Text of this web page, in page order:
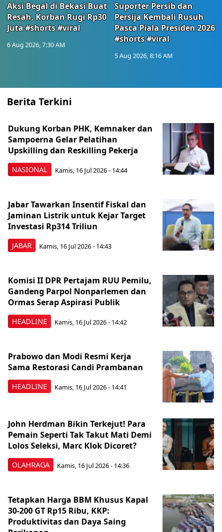
Aksi Begal di Bekasi Buat
Resah, Korban Rugi Rp30
Juta #shorts #viral
6 Aug 2026, 7:30 AM
Suporter Persib dan
Persija Kembali Rusuh
Pasca Piala Presiden 2026
#shorts #viral
5 Aug 2026, 8:16 AM
Berita Terkini
NASIONAL
Dukung Korban PHK, Kemnaker dan
Sampoerna Gelar Pelatihan
Upskilling dan Reskilling Pekerja
Kamis, 16 Jul 2026 - 14:44
JABAR
Jabar Tawarkan Insentif Fiskal dan
Jaminan Listrik untuk Kejar Target
Investasi Rp314 Triliun
Kamis, 16 Jul 2026 - 14:43
HEADLINE
Komisi II DPR Pertajam RUU Pemilu,
Gandeng Parpol Nonparlemen dan
Ormas Serap Aspirasi Publik
Kamis, 16 Jul 2026 - 14:42
HEADLINE
Prabowo dan Modi Resmi Kerja
Sama Restorasi Candi Prambanan
Kamis, 16 Jul 2026 - 14:41
OLAHRAGA
John Herdman Bikin Terkejut! Para
Pemain Seperti Tak Takut Mati Demi
Lolos Seleksi, Marc Klok Dicoret?
Kamis, 16 Jul 2026 - 14:36
Tetapkan Harga BBM Khusus Kapal
30-200 GT Rp15 Ribu, KKP:
Produktivitas dan Daya Saing